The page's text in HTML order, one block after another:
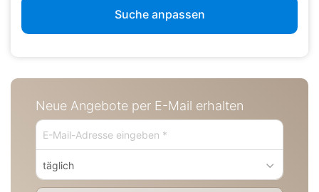
Suche anpassen
Neue Angebote per E-Mail erhalten
täglich